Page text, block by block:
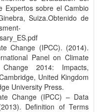
Expertos sobre el Cambio
Suiza.Obtenido de
Change (IPCC). (2014).
Panel on Climate
2014: Impacts,
United Kingdom
University Press.
Change (IPCC) – Data
Definition of Terms